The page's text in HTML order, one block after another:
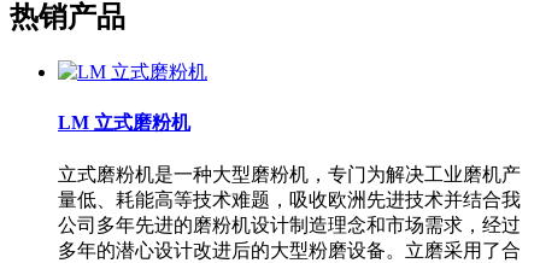
热销产品
LM 立式磨粉机
立式磨粉机是一种大型磨粉机，专门为解决工业磨机产
量低、耗能高等技术难题，吸收欧洲先进技术并结合我
公司多年先进的磨粉机设计制造理念和市场需求，经过
多年的潜心设计改进后的大型粉磨设备。立磨采用了合